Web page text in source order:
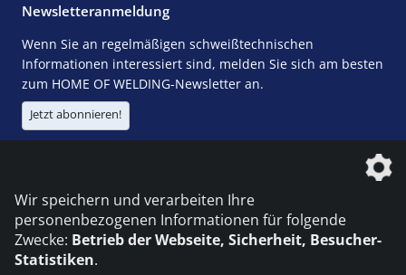
Newsletteranmeldung
Wenn Sie an regelmäßigen schweißtechnischen
Informationen interessiert sind, melden Sie sich am besten
zum HOME OF WELDING-Newsletter an.
Jetzt abonnieren!
Die DVS Media GmbH ist ein Unternehmen der
Wir speichern und verarbeiten Ihre
personenbezogenen Informationen für folgende
Zwecke: Betrieb der Webseite, Sicherheit, Besucher-
Statistiken.